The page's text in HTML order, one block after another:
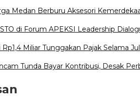
Medan Berburu Aksesori
di Forum APEKSI Leadership
Miliar Tunggakan Pajak Selama
Tunda Bayar Kontribusi, Desak